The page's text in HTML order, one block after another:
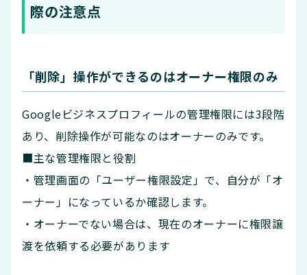
際の注意点
「削除」操作ができるのはオーナー権限のみ
Googleビジネスプロフィールの管理権限には3段階
あり、削除操作が可能なのはオーナーのみです。
■主な管理権限と役割
・管理画面の「ユーザー権限設定」で、自分が「オ
ーナー」になっているか確認します。
・オーナーでない場合は、現在のオーナーに権限譲
渡を依頼する必要があります